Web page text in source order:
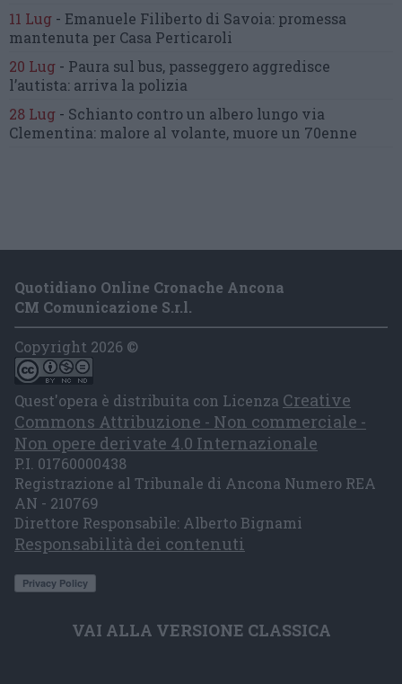
11 Lug - Emanuele Filiberto di Savoia: promessa
mantenuta per Casa Perticaroli
20 Lug - Paura sul bus, passeggero aggredisce
l’autista: arriva la polizia
28 Lug - Schianto contro un albero lungo via
Clementina: malore al volante, muore un 70enne
Quotidiano Online Cronache Ancona
CM Comunicazione S.r.l.
Copyright 2026 ©
Quest'opera è distribuita con Licenza Creative
Commons Attribuzione - Non commerciale -
Non opere derivate 4.0 Internazionale
P.I. 01760000438
Registrazione al Tribunale di Ancona Numero REA
AN - 210769
Direttore Responsabile: Alberto Bignami
Responsabilità dei contenuti
VAI ALLA VERSIONE CLASSICA